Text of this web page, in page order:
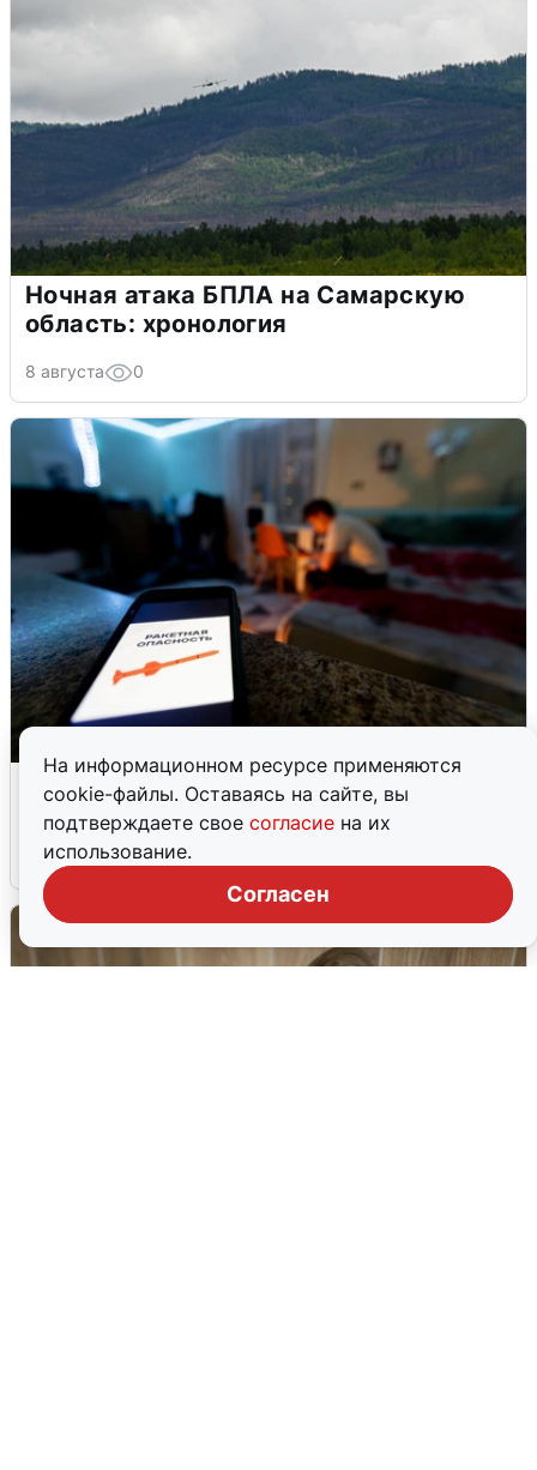
На информационном ресурсе применяются
cookie-файлы. Оставаясь на сайте, вы
подтверждаете свое согласие на их
использование.
Согласен
Ночная атака БПЛА на Самарскую
область: хронология
8 августа 0
Ночью в Самарской области завыли
сирены
8 августа 0